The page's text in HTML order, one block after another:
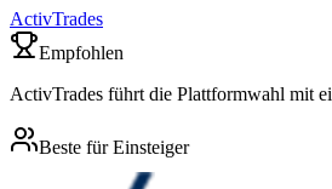
ActivTrades
Empfohlen
ActivTrades führt die Plattformwahl mit
Beste für Einsteiger